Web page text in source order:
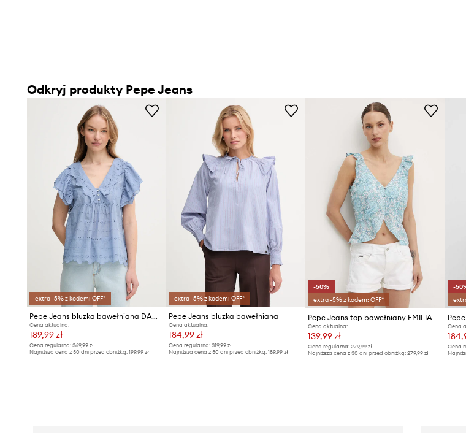
Odkryj produkty Pepe Jeans
extra -5% z kodem: OFF*
Pepe Jeans bluzka bawełniana DAME
Cena aktualna:
189,99 zł
Cena regularna: 369,99 zł
Najniższa cena z 30 dni przed obniżką: 199,99 zł
extra -5% z kodem: OFF*
Pepe Jeans bluzka bawełniana
Cena aktualna:
184,99 zł
Cena regularna:319,99 zł
Najniższa cena z 30 dni przed obniżką:189,99 zł
-50%
extra -5% z kodem: OFF*
Pepe Jeans top bawełniany EMILIA
Cena aktualna:
139,99 zł
Cena regularna: 279,99 zł
Najniższa cena z 30 dni przed obniżką: 279,99 zł
-
Cena
Cena